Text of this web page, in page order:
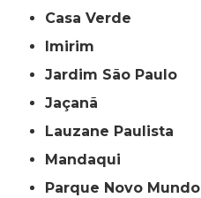
Casa Verde
Imirim
Jardim São Paulo
Jaçanã
Lauzane Paulista
Mandaqui
Parque Novo Mundo